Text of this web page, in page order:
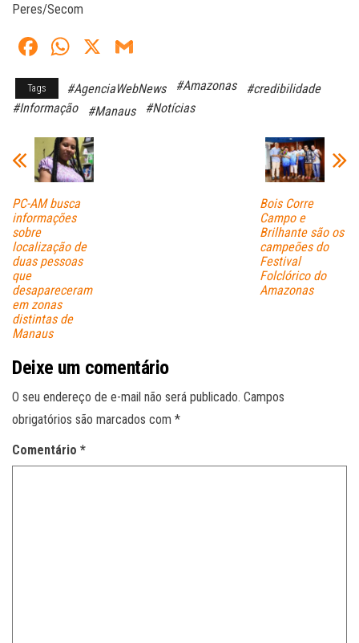
Peres/Secom
Fa
ce
bo
ok
W
ts
pp
X
ail
Tags #AgenciaWebNews #Amazonas
#credibilidade
#Informação
#Manaus #Notícias
PC-AM busca
informações
sobre
localização de
duas pessoas
que
desapareceram
em zonas
distintas de
Manaus
Bois Corre
Campo e
Brilhante são os
campeões do
Festival
Folclórico do
Amazonas
Deixe um comentário
O seu endereço de e-mail não será publicado. Campos
obrigatórios são marcados com *
Comentário *